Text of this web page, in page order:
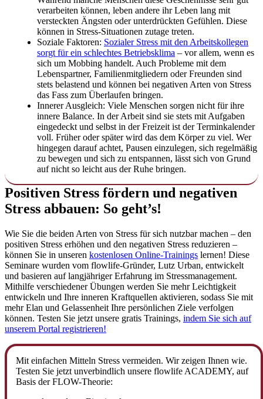
verarbeiten können, leben andere ihr Leben lang mit
versteckten Ängsten oder unterdrückten Gefühlen. Diese
können in Stress-Situationen zutage treten.
Soziale Faktoren: Sozialer Stress mit den Arbeitskollegen
sorgt für ein schlechtes Betriebsklima – vor allem, wenn es
sich um Mobbing handelt. Auch Probleme mit dem
Lebenspartner, Familienmitgliedern oder Freunden sind
stets belastend und können bei negativen Arten von Stress
das Fass zum Überlaufen bringen.
Innerer Ausgleich: Viele Menschen sorgen nicht für ihre
innere Balance. In der Arbeit sind sie stets mit Aufgaben
eingedeckt und selbst in der Freizeit ist der Terminkalender
voll. Früher oder später wird das dem Körper zu viel. Wer
hingegen darauf achtet, Pausen einzulegen, sich regelmäßig
zu bewegen und sich zu entspannen, lässt sich von Grund
auf nicht so leicht aus der Ruhe bringen.
Positiven Stress fördern und negativen
Stress abbauen: So geht’s!
Wie Sie die beiden Arten von Stress für sich nutzbar machen – den
positiven Stress erhöhen und den negativen Stress reduzieren –
können Sie in unseren kostenlosen Online-Trainings lernen! Diese
Seminare wurden vom flowlife-Gründer, Lutz Urban, entwickelt
und basieren auf langjähriger Erfahrung im Stressmanagement.
Mithilfe verschiedener Übungen werden Sie mehr Leichtigkeit
entwickeln und Ihre inneren Kraftquellen aktivieren, sodass Sie mit
mehr Elan und Gelassenheit Ihre persönlichen Ziele verfolgen
können. Testen Sie jetzt unsere gratis Trainings, indem Sie sich auf
unserem Portal registrieren!
Mit einfachen Mitteln Stress vermeiden. Wir zeigen Ihnen wie.
Testen Sie jetzt unverbindlich unsere flowlife ACADEMY, auf
Basis der FLOW-Theorie: